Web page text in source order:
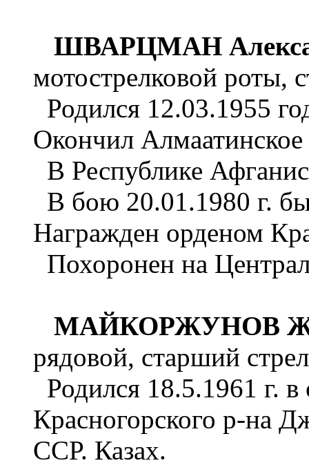
ШВАРЦМАН
мотострелковой роты,
Родился 12.03.1955
Окончил
В Республике
В бою 20.01.1980 г.
Награжден орденом
Похоронен на
МАЙКОРЖУНОВ
рядовой, старший
Родился 18.5.1961 г.
Красногорского р-на
ССР. Казах.